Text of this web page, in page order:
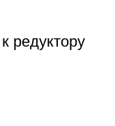
редуктору